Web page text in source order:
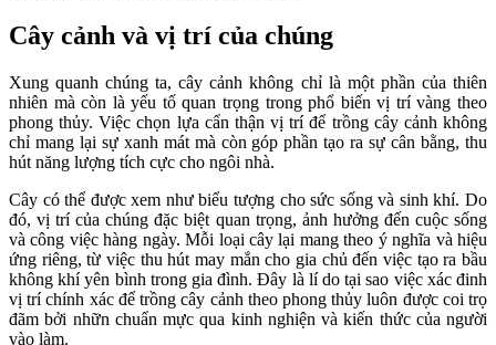
Cây cảnh và vị trí của chúng
Xung quanh chúng ta, cây cảnh không chỉ là một phần của thiên
nhiên mà còn là yếu tố quan trọng trong phổ biến vị trí vàng theo
phong thủy. Việc chọn lựa cẩn thận vị trí để trồng cây cảnh không
chỉ mang lại sự xanh mát mà còn góp phần tạo ra sự cân bằng, thu
hút năng lượng tích cực cho ngôi nhà.
Cây có thể được xem như biểu tượng cho sức sống và sinh khí. Do
đó, vị trí của chúng đặc biệt quan trọng, ảnh hưởng đến cuộc sống
và công việc hàng ngày. Mỗi loại cây lại mang theo ý nghĩa và hiệu
ứng riêng, từ việc thu hút may mắn cho gia chủ đến việc tạo ra bầu
không khí yên bình trong gia đình. Đây là lí do tại sao việc xác đinh
vị trí chính xác để trồng cây cảnh theo phong thủy luôn được coi trọ
đãm bởi nhữn chuẩn mực qua kinh nghiện và kiến thức của người
vào làm.